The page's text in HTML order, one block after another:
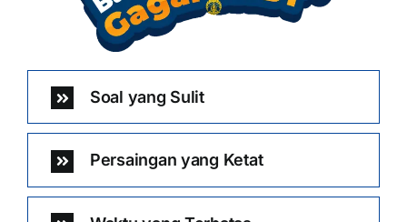
Soal yang Sulit
Persaingan yang Ketat